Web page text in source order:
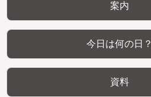
案内
今日は何の日？
資料